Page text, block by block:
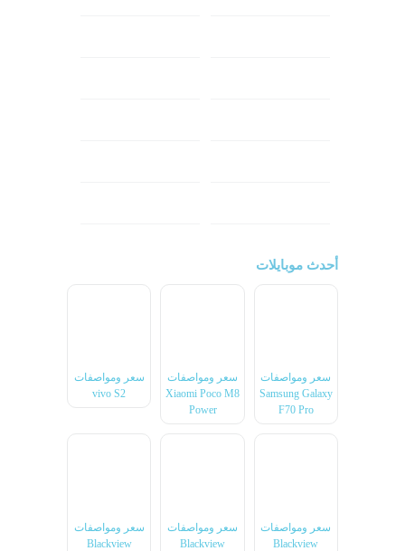
أحدث موبايلات
سعر ومواصفات
Samsung Galaxy
F70 Pro
سعر ومواصفات
Xiaomi Poco M8
Power
سعر ومواصفات
vivo S2
سعر ومواصفات
Blackview
سعر ومواصفات
Blackview
سعر ومواصفات
Blackview